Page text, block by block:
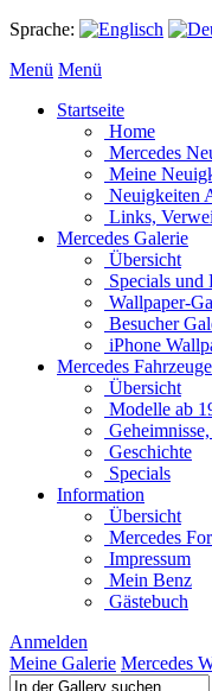
Sprache:
Menü Menü
Startseite
Home
Mercedes
Meine
Neuigkeiten
Links,
Mercedes Galerie
Übersicht
Specials und
Wallpaper-
Besucher
iPhone
Mercedes Fahrzeuge
Übersicht
Modelle ab
Geschichte
Specials
Information
Übersicht
Mercedes
Impressum
Mein Benz
Gästebuch
Anmelden
Meine Galerie Mercedes